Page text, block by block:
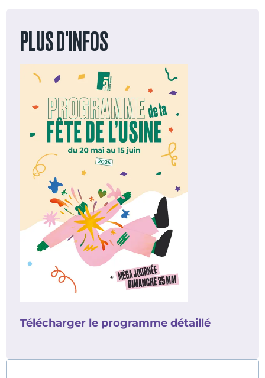
PLUS D'INFOS
Télécharger le programme détaillé